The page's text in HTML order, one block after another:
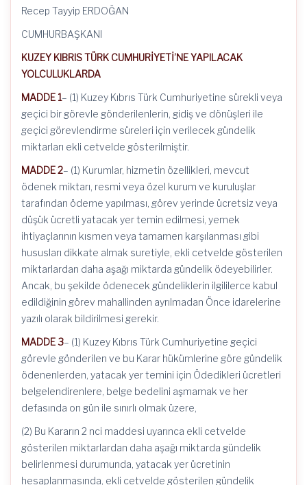
Recep Tayyip ERDOĞAN
CUMHURBAŞKANI
KUZEY KIBRIS TÜRK CUMHURİYETİ’NE YAPILACAK
YOLCULUKLARDA
MADDE 1– (1) Kuzey Kıbrıs Türk Cumhuriyetine sürekli veya
geçici bir görevle gönderilenlerin, gidiş ve dönüşleri ile
geçici görevlendirme süreleri için verilecek gündelik
miktarları ekli cetvelde gösterilmiştir.
MADDE 2– (1) Kurumlar, hizmetin özellikleri, mevcut
ödenek miktarı, resmi veya özel kurum ve kuruluşlar
tarafından ödeme yapılması, görev yerinde ücretsiz veya
düşük ücretli yatacak yer temin edilmesi, yemek
ihtiyaçlarının kısmen veya tamamen karşılanması gibi
hususları dikkate almak suretiyle, ekli cetvelde gösterilen
miktarlardan daha aşağı miktarda gündelik ödeyebilirler.
Ancak, bu şekilde ödenecek gündeliklerin ilgililerce kabul
edildiğinin görev mahallinden ayrılmadan Önce idarelerine
yazılı olarak bildirilmesi gerekir.
MADDE 3– (1) Kuzey Kıbrıs Türk Cumhuriyetine geçici
görevle gönderilen ve bu Karar hükümlerine göre gündelik
ödenenlerden, yatacak yer temini için Ödedikleri ücretleri
belgelendirenlere, belge bedelini aşmamak ve her
defasında on gün ile sınırlı olmak üzere,
(2) Bu Kararın 2 nci maddesi uyarınca ekli cetvelde
gösterilen miktarlardan daha aşağı miktarda gündelik
belirlenmesi durumunda, yatacak yer ücretinin
hesaplanmasında, ekli cetvelde gösterilen gündelik